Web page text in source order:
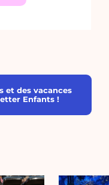
et des vacances
Enfants !